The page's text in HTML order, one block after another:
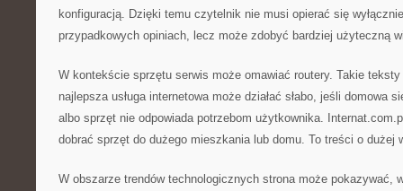
konfiguracją. Dzięki temu czytelnik nie musi opierać się
przypadkowych opiniach, lecz może zdobyć bardziej użyteczną
W kontekście sprzętu serwis może omawiać routery. Takie
najlepsza usługa internetowa może działać słabo, jeśli domowa
albo sprzęt nie odpowiada potrzebom użytkownika.
dobrać sprzęt do dużego mieszkania lub domu. To treści o dużej
W obszarze trendów technologicznych strona może pokazywać,